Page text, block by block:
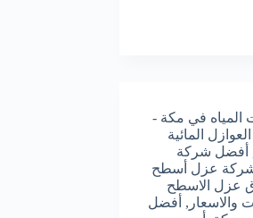
المياه في مكة -
المائية
أفضل شركة
عزل أسطح
عزل الاسطح
والاسعار , أفضل